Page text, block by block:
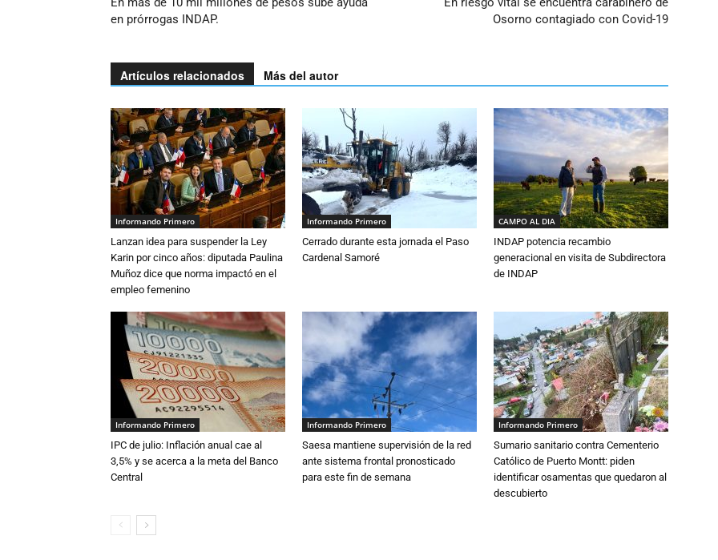
en prórrogas INDAP.
Osorno contagiado con Covid-19
Artículos relacionados Más del autor
Informando Primero
Lanzan idea para suspender la Ley
Karin por cinco años: diputada Paulina
Muñoz dice que norma impactó en el
empleo femenino
Informando Primero
Cerrado durante esta jornada el Paso
Cardenal Samoré
CAMPO AL DIA
INDAP potencia recambio
generacional en visita de Subdirectora
de INDAP
Informando Primero
IPC de julio: Inflación anual cae al
3,5% y se acerca a la meta del Banco
Central
Informando Primero
Saesa mantiene supervisión de la red
ante sistema frontal pronosticado
para este fin de semana
Informando Primero
Sumario sanitario contra Cementerio
Católico de Puerto Montt: piden
identificar osamentas que quedaron al
descubierto